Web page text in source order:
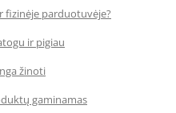
fizinėje parduotuvėje?
ir pigiau
žinoti
gaminamas